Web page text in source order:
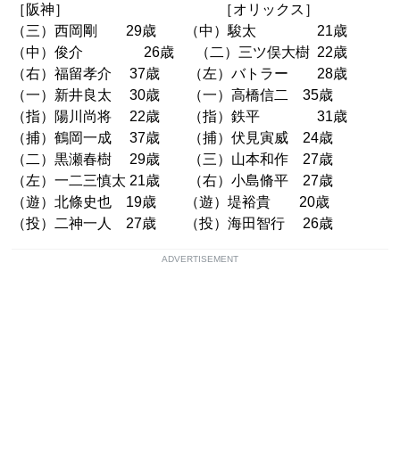
［阪神］ ［オリックス］
（三）西岡剛 29歳 （中）駿太 21歳
（中）俊介 26歳 （二）三ツ俣大樹 22歳
（右）福留孝介 37歳 （左）バトラー 28歳
（一）新井良太 30歳 （一）高橋信二 35歳
（指）陽川尚将 22歳 （指）鉄平 31歳
（捕）鶴岡一成 37歳 （捕）伏見寅威 24歳
（二）黒瀬春樹 29歳 （三）山本和作 27歳
（左）一二三慎太 21歳 （右）小島脩平 27歳
（遊）北條史也 19歳 （遊）堤裕貴 20歳
（投）二神一人 27歳 （投）海田智行 26歳
ADVERTISEMENT